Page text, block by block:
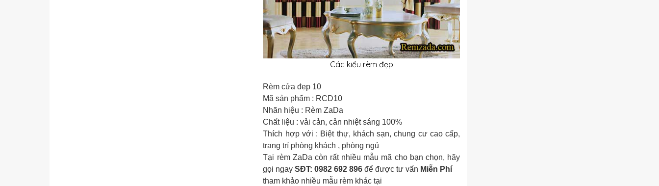
Các kiểu rèm đẹp
Rèm cửa đẹp 10
Mã sản phẩm : RCD10
Nhãn hiệu : Rèm ZaDa
Chất liệu : vải cản, cản nhiệt sáng 100%
Thích hợp với : Biệt thự, khách sạn, chung cư cao cấp,
trang trí phòng khách , phòng ngủ
Tại rèm ZaDa còn rất nhiều mẫu mã cho bạn chọn, hãy
gọi ngaySĐT:0982 692 896 để được tư vấn Miễn Phí
tham khảo nhiều mẫu rèm khác tại